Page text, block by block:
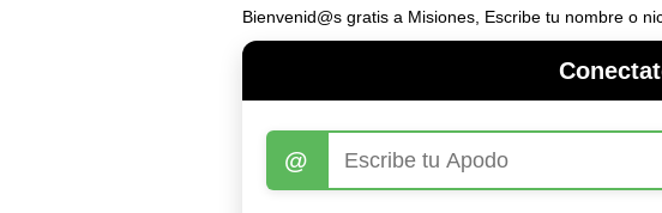
Bienvenid@s gratis a Misiones, Escribe tu nombre o
@